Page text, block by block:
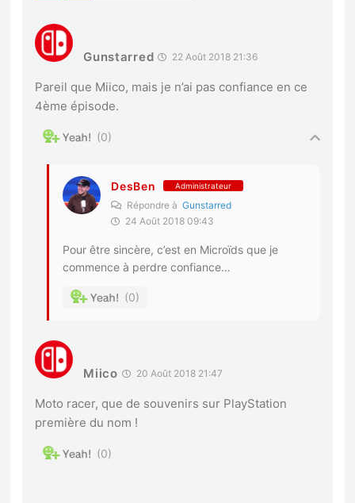
Gunstarred 22 Août 2018 21:36
Pareil que Miico, mais je n’ai pas confiance en ce
4ème épisode.
0
DesBen Administrateur
Répondre àGunstarred
24 Août 2018 09:43
Pour être sincère, c’est en Microïds que je
commence à perdre confiance…
0
Miico 20 Août 2018 21:47
Moto racer, que de souvenirs sur PlayStation
première du nom !
0